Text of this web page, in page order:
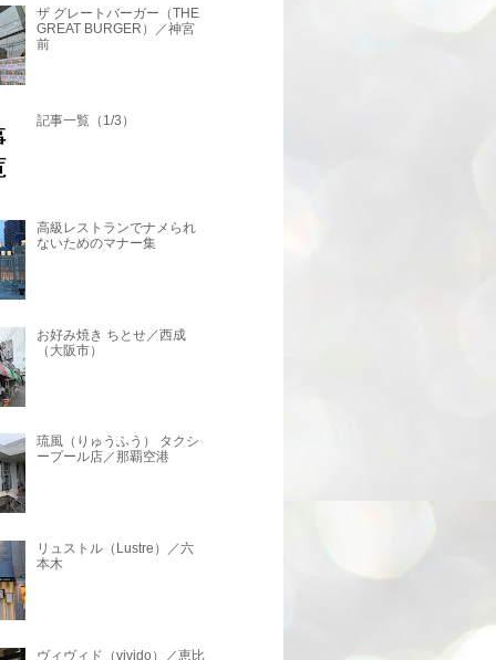
ザ グレートバーガー（THE
GREAT BURGER）／神宮
前
記事一覧（1/3）
高級レストランでナメられ
ないためのマナー集
お好み焼き ちとせ／西成
（大阪市）
琉風（りゅうふう） タクシ
ープール店／那覇空港
リュストル（Lustre）／六
本木
ヴィヴィド（vivido）／恵比